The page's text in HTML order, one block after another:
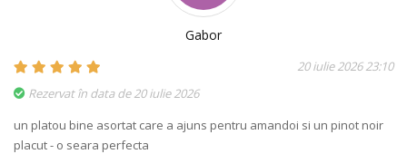
Gabor
20 iulie 2026 23:10
Rezervat în data de 20 iulie 2026
un platou bine asortat care a ajuns pentru amandoi si un pinot noir
placut - o seara perfecta